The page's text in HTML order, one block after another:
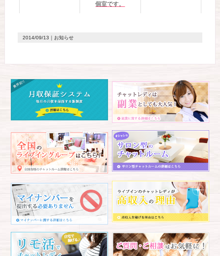
個室です。
2014/09/13｜お知らせ